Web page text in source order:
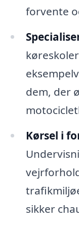
forvente
dem, der
Kørsel i
sikker